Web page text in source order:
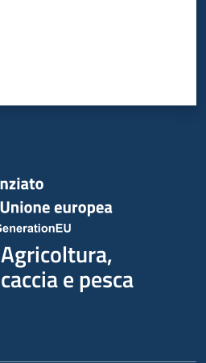
Agricoltura,
caccia e pesca